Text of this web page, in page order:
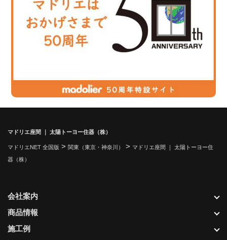
マドリエ座間 ｜ 太陽トーヨー住器（株）
マドリエNET 全国版 > 関東（東京・神奈川） > マドリエ座間 ｜ 太陽トーヨー住
器（株）
会社案内
商品情報
施工例